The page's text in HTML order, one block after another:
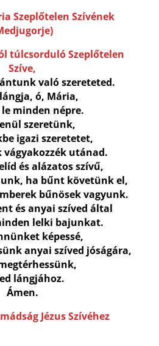
Szeplőtelen Szívének
túlcsorduló Szeplőtelen
Szíve,
való szereteted.
ó, Mária,
minden népre.
szeretünk,
igazi szeretetet,
vágyakozzék utánad.
és alázatos szívű,
ha bűnt követünk el,
bűnösek vagyunk.
és anyai szíved által
lelki bajunkat.
képessé,
anyai szíved jóságára,
lángjához.
Ámen.
Jézus Szívéhez